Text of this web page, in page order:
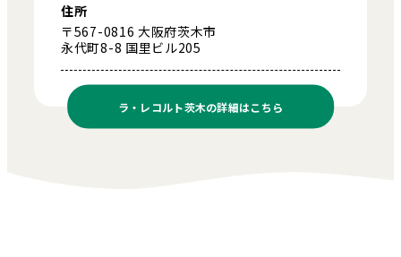
住所
〒567-0816 大阪府茨木市
永代町8-8 国里ビル205
ラ・レコルト茨木の詳細はこちら